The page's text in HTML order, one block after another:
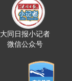
大同日报小记者
微信公众号